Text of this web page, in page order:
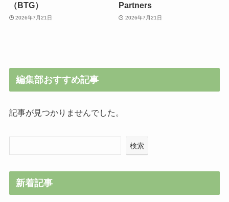
（BTG）
2026年7月21日
Partners
2026年7月21日
編集部おすすめ記事
記事が見つかりませんでした。
検索
新着記事